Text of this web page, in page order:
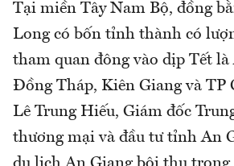
Tại miền Tây Nam Bộ, đồng
Long có bốn tỉnh thành có
tham quan đông vào dịp Tết là
Đồng Tháp, Kiên Giang và TP
Lê Trung Hiếu, Giám đốc
thương mại và đầu tư tỉnh An